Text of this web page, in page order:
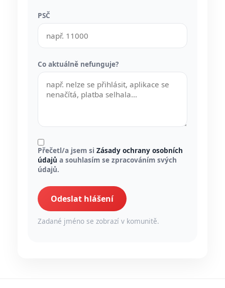
PSČ
Co aktuálně nefunguje?
Přečetl/a jsem si Zásady ochrany osobních
údajů a souhlasím se zpracováním svých
údajů.
Odeslat hlášení
Zadané jméno se zobrazí v komunitě.